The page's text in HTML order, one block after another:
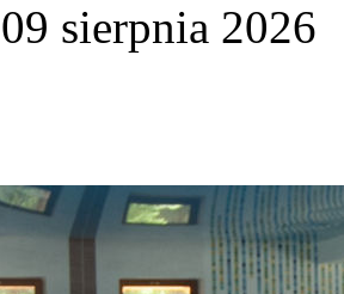
sierpnia 2026